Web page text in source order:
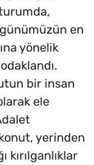
en
yönelik
bir insan
ele
yerinden
kırılganlıklar